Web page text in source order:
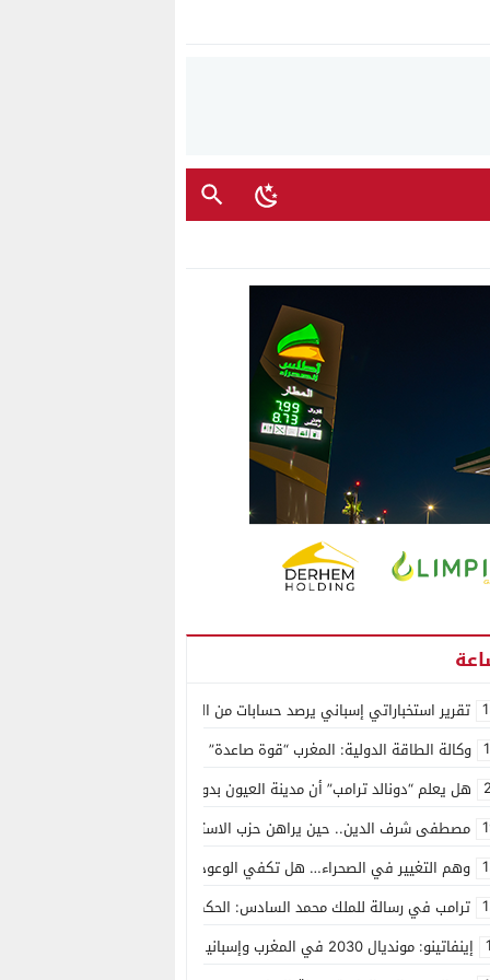
تقرير استخباراتي إسباني يرصد حسابات من الجزائر وأرقاما بـ”213+” ضمن حملة رقمية منظمة حرّضت على اقتحام سبتة
وكالة الطاقة الدولية: المغرب “قوة صاعدة” في سوق المعادن الاستراتيجية
هل يعلم “دونالد ترامب” أن مدينة العيون بدون ماء؟
مصطفى شرف الدين.. حين يراهن حزب الاستقلال على الكفاءة ويمنح الشباب
وهم التغيير في الصحراء… هل تكفي الوعود الفارغة لصناعة الواقع؟
ترامب في رسالة للملك محمد السادس: الحكم الذاتي هو الأساس الوحيد لحل
إينفاتينو: مونديال 2030 في المغرب وإسبانيا والبرتغال سيكون “الأجمل في التاريخ”